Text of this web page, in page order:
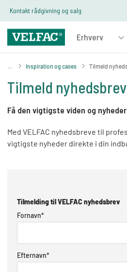
Kontakt rådgivning og salg
Inspiration og cases Tilmeld
Tilmeld nyhedsbrev
Få den vigtigste viden og
Med VELFAC nyhedsbreve til
vigtigste nyheder direkte i din
Tilmelding til VELFAC nyhedsbrev
Fornavn*
Efternavn*